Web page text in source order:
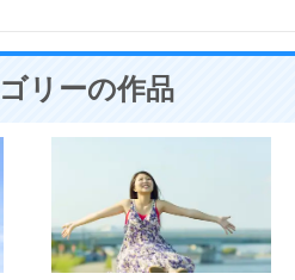
リーの作品